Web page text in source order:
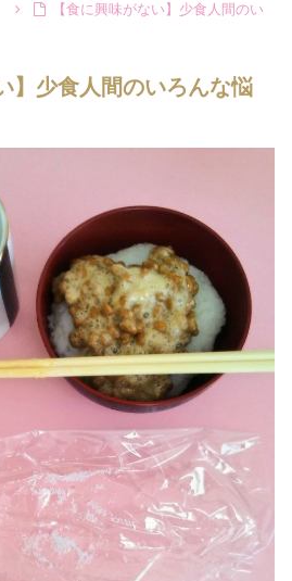
【食に興味がない】少食人間のい
】少食人間のいろんな悩